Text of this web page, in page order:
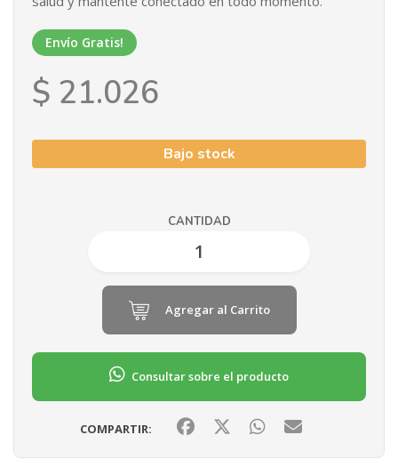
Envío Gratis!
$ 21.026
Bajo stock
CANTIDAD
Agregar al Carrito
Consultar sobre el producto
COMPARTIR: